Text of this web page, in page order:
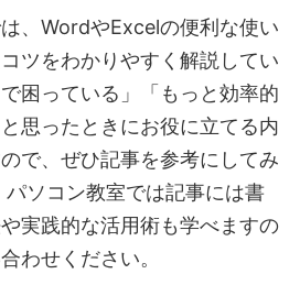
、WordやExcelの便利な使い
ツをわかりやすく解説してい
困っている」「もっと効率的
思ったときにお役に立てる内
で、ぜひ記事を参考にしてみ
ソコン教室では記事には書
実践的な活用術も学べますの
わせください。